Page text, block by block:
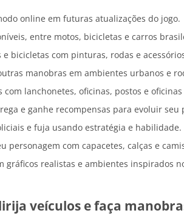
online em futuras atualizações do jogo.
entre motos, bicicletas e carros
e bicicletas com pinturas, rodas e
manobras em ambientes urbanos e
lanchonetes, oficinas, postos e
e ganhe recompensas para evoluir seu
e fuja usando estratégia e habilidade.
personagem com capacetes, calças e
gráficos realistas e ambientes inspirados
veículos e faça